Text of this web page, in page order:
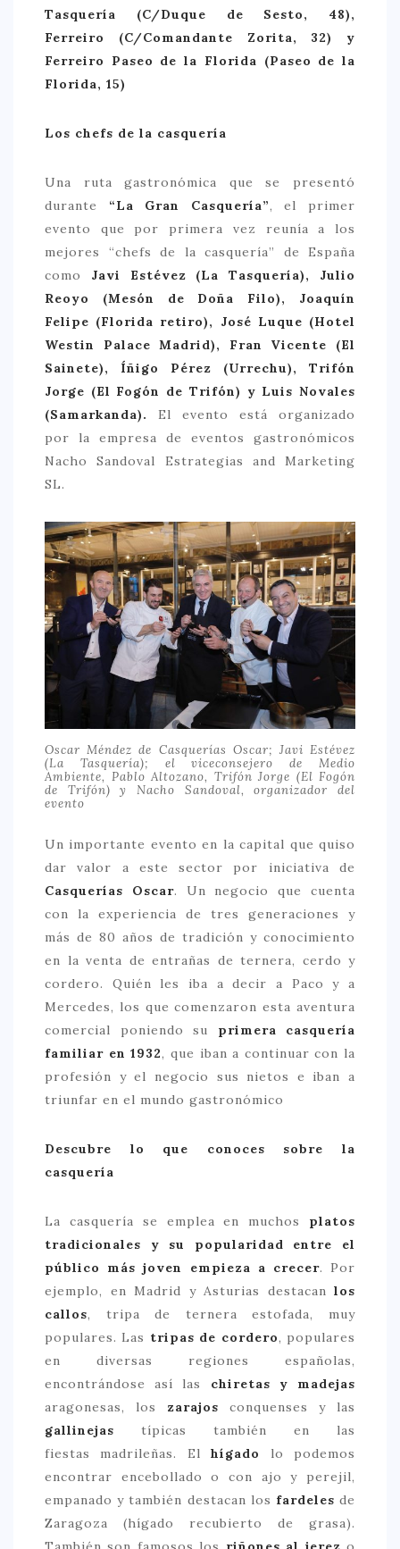
Tasquería (C/Duque de Sesto, 48),
Ferreiro (C/Comandante Zorita, 32) y
Ferreiro Paseo de la Florida (Paseo de la
Florida, 15)
Los chefs de la casquería
Una ruta gastronómica que se presentó
durante “La Gran Casquería”, el primer
evento que por primera vez reunía a los
mejores “chefs de la casquería” de España
como Javi Estévez (La Tasquería), Julio
Reoyo (Mesón de Doña Filo), Joaquín
Felipe (Florida retiro), José Luque (Hotel
Westin Palace Madrid), Fran Vicente (El
Sainete), Íñigo Pérez (Urrechu), Trifón
Jorge (El Fogón de Trifón) y Luis Novales
(Samarkanda). El evento está organizado
por la empresa de eventos gastronómicos
Nacho Sandoval Estrategias and Marketing
SL.
Oscar Méndez de Casquerías Oscar; Javi Estévez
(La Tasquería); el viceconsejero de Medio
Ambiente, Pablo Altozano, Trifón Jorge (El Fogón
de Trifón) y Nacho Sandoval, organizador del
evento
Un importante evento en la capital que quiso
dar valor a este sector por iniciativa de
Casquerías Oscar. Un negocio que cuenta
con la experiencia de tres generaciones y
más de 80 años de tradición y conocimiento
en la venta de entrañas de ternera, cerdo y
cordero. Quién les iba a decir a Paco y a
Mercedes, los que comenzaron esta aventura
comercial poniendo su primera casquería
familiar en 1932, que iban a continuar con la
profesión y el negocio sus nietos e iban a
triunfar en el mundo gastronómico
Descubre lo que conoces sobre la
casquería
La casquería se emplea en muchos platos
tradicionales y su popularidad entre el
público más joven empieza a crecer. Por
ejemplo, en Madrid y Asturias destacan los
callos, tripa de ternera estofada, muy
populares. Las tripas de cordero, populares
en diversas regiones españolas,
encontrándose así las chiretas y madejas
aragonesas, los zarajos conquenses y las
gallinejas típicas también en las
fiestas madrileñas. Elhígado
lo podemos
encontrar encebollado o con ajo y perejil,
empanado y también destacan los fardeles de
Zaragoza (hígado recubierto de grasa).